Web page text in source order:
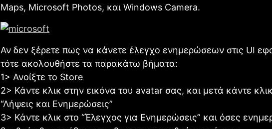
Maps, Microsoft Photos, και Windows Camera.
Αν δεν ξέρετε πως να κάνετε έλεγχο ενημερώσεων στις UI
τότε ακολουθήστε τα παρακάτω βήματα:
1> Ανοίξτε το Store
2> Κάντε κλικ στην εικόνα του avatar σας, και μετά κάντε
“Λήψεις και Ενημερώσεις”
3> Κάντε κλικ στο “Έλεγχος για Ενημερώσεις” και όσες